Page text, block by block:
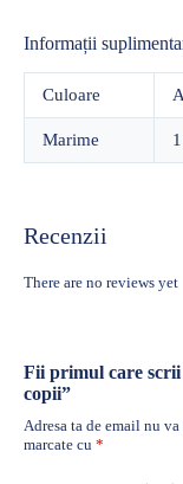
Informații
Culoare
Marime
Recenzii
There are no reviews yet
Fii primul care
copii”
Adresa ta de email nu
marcate cu *